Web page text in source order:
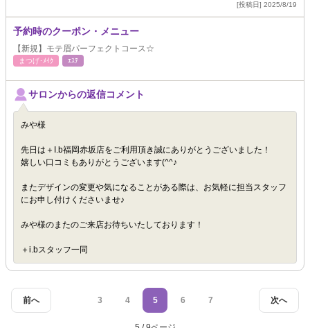
[投稿日] 2025/8/19
予約時のクーポン・メニュー
【新規】モテ眉パーフェクトコース☆
まつげ･ﾒｲｸ ｴｽﾃ
サロンからの返信コメント
みや様
先日は＋I.b福岡赤坂店をご利用頂き誠にありがとうございました！
嬉しい口コミもありがとうございます(^^♪
またデザインの変更や気になることがある際は、お気軽に担当スタッフ
にお申し付けくださいませ♪
みや様のまたのご来店お待ちいたしております！
＋i.bスタッフ一同
前へ 次へ
3 4 5 6 7